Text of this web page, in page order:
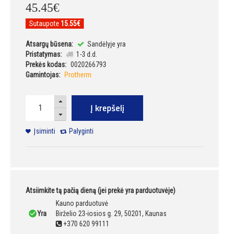
45.45€
Sutaupote 15.55€
Atsargų būsena:
Sandėlyje yra
Pristatymas:
1-3 d.d.
Prekės kodas: 0020266793
Gamintojas:
Protherm
Į krepšelį
Įsiminti Palyginti
Atsiimkite tą pačią dieną (jei prekė yra parduotuvėje)
Yra
Kauno parduotuvė
Birželio 23-iosios g. 29, 50201, Kaunas
+370 620 99111